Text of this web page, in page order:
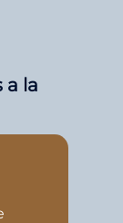
a la